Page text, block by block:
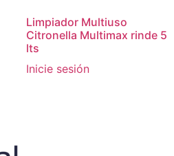
Limpiador Multiuso
Citronella Multimax rinde 5
lts
Inicie sesión